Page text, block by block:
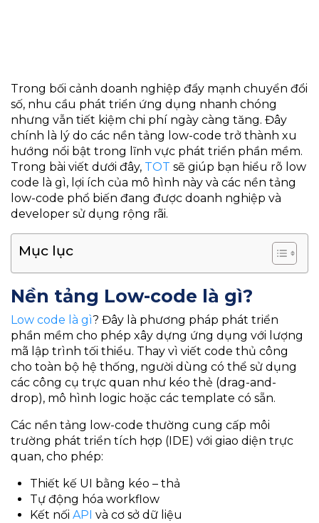
Trong bối cảnh doanh nghiệp đẩy mạnh chuyển đổi
số, nhu cầu phát triển ứng dụng nhanh chóng
nhưng vẫn tiết kiệm chi phí ngày càng tăng. Đây
chính là lý do các nền tảng low-code trở thành xu
hướng nổi bật trong lĩnh vực phát triển phần mềm.
Trong bài viết dưới đây, TOT sẽ giúp bạn hiểu rõ low
code là gì, lợi ích của mô hình này và các nền tảng
low-code phổ biến đang được doanh nghiệp và
developer sử dụng rộng rãi.
Mục lục
Nền tảng Low-code là gì?
Low code là gì? Đây là phương pháp phát triển
phần mềm cho phép xây dựng ứng dụng với lượng
mã lập trình tối thiểu. Thay vì viết code thủ công
cho toàn bộ hệ thống, người dùng có thể sử dụng
các công cụ trực quan như kéo thẻ (drag-and-
drop), mô hình logic hoặc các template có sẵn.
Các nền tảng low-code thường cung cấp môi
trường phát triển tích hợp (IDE) với giao diện trực
quan, cho phép:
Thiết kế UI bằng kéo – thả
Tự động hóa workflow
Kết nốiAPI và cơ sở dữ liệu